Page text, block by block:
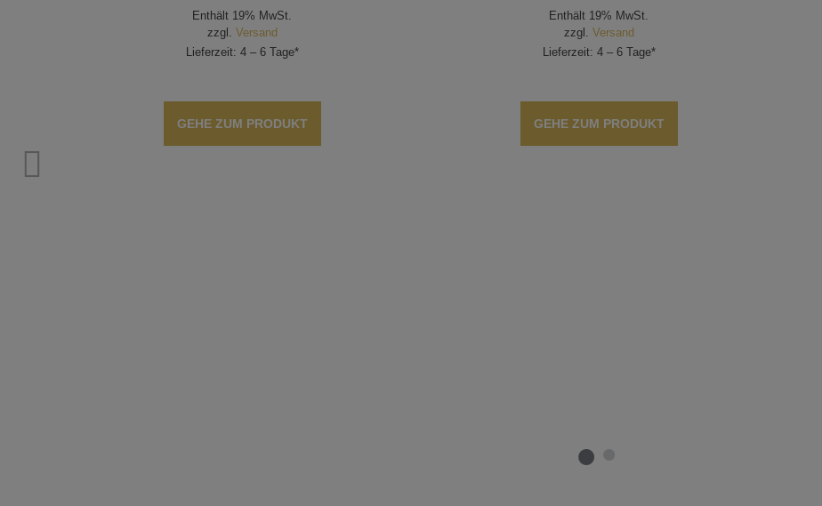
Enthält 19% MwSt.
zzgl. Versand
Lieferzeit: 4 – 6 Tage*
GEHE ZUM PRODUKT
Enthält 19% MwSt.
zzgl. Versand
Lieferzeit: 4 – 6 Tage*
GEHE ZUM PRODUKT